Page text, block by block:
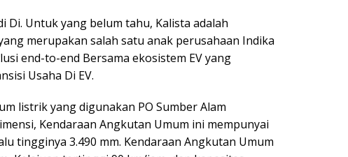
Di. Untuk yang belum tahu, Kalista adalah
merupakan salah satu anak perusahaan Indika
end-to-end Bersama ekosistem EV yang
Usaha Di EV.
listrik yang digunakan PO Sumber Alam
Kendaraan Angkutan Umum ini mempunyai
tingginya 3.490 mm. Kendaraan Angkutan Umum